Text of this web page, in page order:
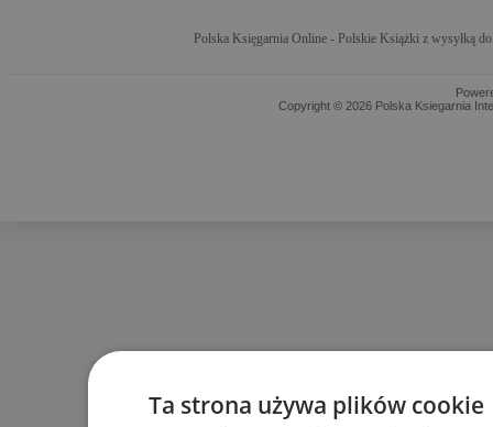
Polska Księgarnia Online - Polskie Książki z wysyłką
Copyright © 2026 Polska Ksiegarnia
Ta strona używa plików cookie